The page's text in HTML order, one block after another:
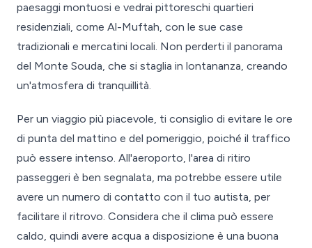
paesaggi montuosi e vedrai pittoreschi quartieri
residenziali, come Al-Muftah, con le sue case
tradizionali e mercatini locali. Non perderti il panorama
del Monte Souda, che si staglia in lontananza, creando
un'atmosfera di tranquillità.
Per un viaggio più piacevole, ti consiglio di evitare le ore
di punta del mattino e del pomeriggio, poiché il traffico
può essere intenso. All'aeroporto, l'area di ritiro
passeggeri è ben segnalata, ma potrebbe essere utile
avere un numero di contatto con il tuo autista, per
facilitare il ritrovo. Considera che il clima può essere
caldo, quindi avere acqua a disposizione è una buona